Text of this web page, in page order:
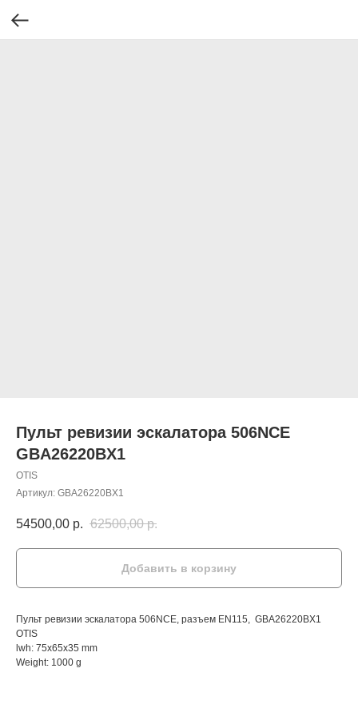
Пульт ревизии эскалатора 506NCE
GBA26220BX1
OTIS
Артикул: GBA26220BX1
54500,00 р. 62500,00 р.
Добавить в корзину
Пульт ревизии эскалатора 506NCE, разъем EN115, GBA26220BX1
OTIS
lwh: 75x65x35 mm
Weight: 1000 g